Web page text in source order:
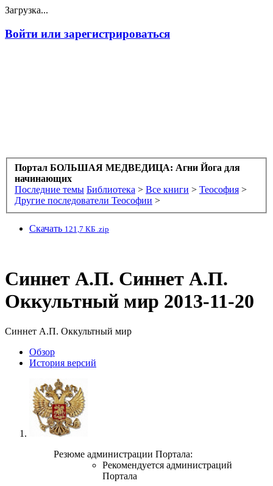
Загрузка...
Войти или зарегистрироваться
Портал БОЛЬШАЯ МЕДВЕДИЦА: Агни Йога для
начинающих
Последние темы Библиотека > Все книги > Теософия >
Другие последователи Теософии >
Скачать 121,7 КБ .zip
Синнет А.П. Синнет А.П.
Оккультный мир 2013-11-20
Синнет А.П. Оккультный мир
Обзoр
История версий
Резюме администрации Портала:
Рекомендуется администраций
Портала